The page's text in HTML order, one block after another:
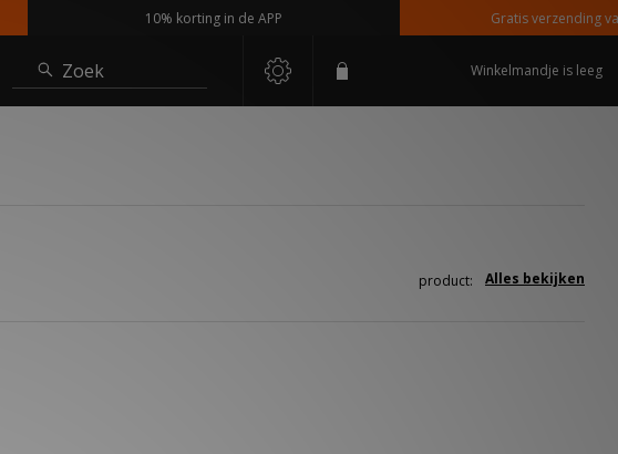
10% korting in de APP Gratis verzending
Zoek Winkelmandje is leeg
Alles bekijken
product: